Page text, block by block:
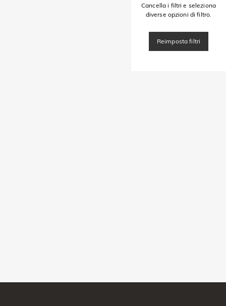
Cancella i filtri e seleziona
diverse opzioni di filtro.
Reimposta filtri